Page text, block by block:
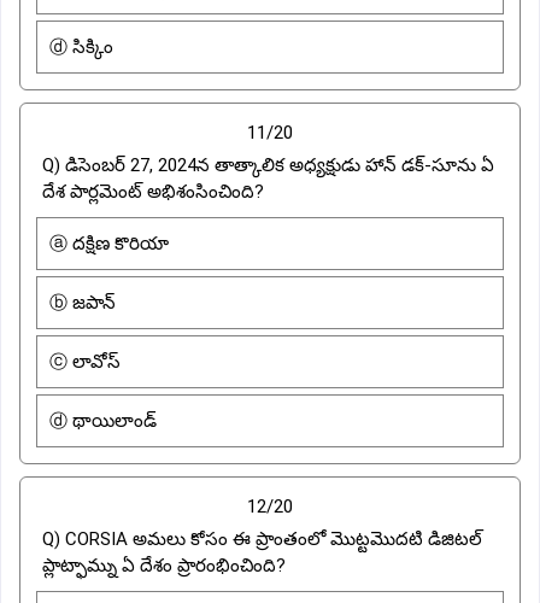
ⓓ సిక్కిం
11/20
Q) డిసెంబర్ 27, 2024న తాత్కాలిక అధ్యక్షుడు హాన్ డక్-సూను ఏ
దేశ పార్లమెంట్ అభిశంసించింది?
ⓐ దక్షిణ కొరియా
ⓑ జపాన్
ⓒ లావోస్
ⓓ థాయిలాండ్
12/20
Q) CORSIA అమలు కోసం ఈ ప్రాంతంలో మొట్టమొదటి డిజిటల్
ప్లాట్ఫామ్ను ఏ దేశం ప్రారంభించింది?